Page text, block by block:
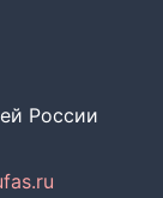
России
fas.ru